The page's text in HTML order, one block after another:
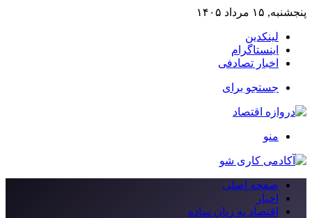
پنجشنبه, ۱۵ مرداد ۱۴۰۵
لینکدین
اینستاگرام
اخبار تصادفی
جستجو برای
منو
صفحه اصلی
اخبار
اقتصاد به زبان ساده